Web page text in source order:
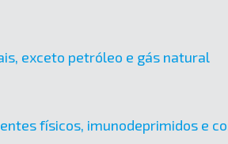
exceto petróleo e gás natural
físicos, imunodeprimidos e